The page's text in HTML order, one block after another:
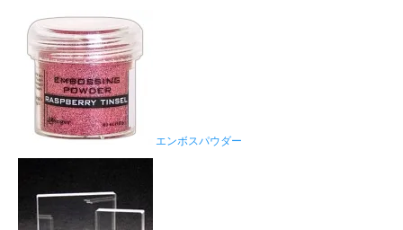
エンボスパウダー